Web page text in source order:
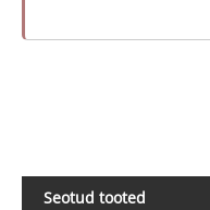
Seotud tooted